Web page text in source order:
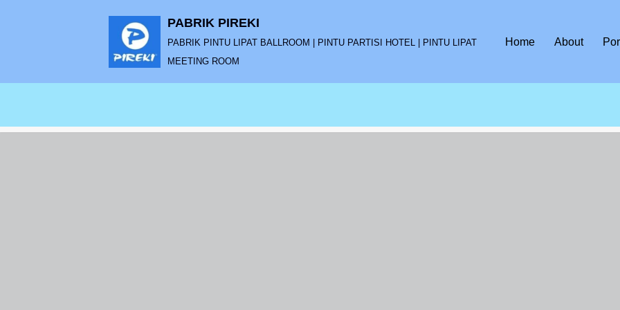
PABRIK PIREKI
PABRIK PINTU LIPAT BALLROOM | PINTU PARTISI HOTEL | PINTU LIPAT
MEETING ROOM
Home About